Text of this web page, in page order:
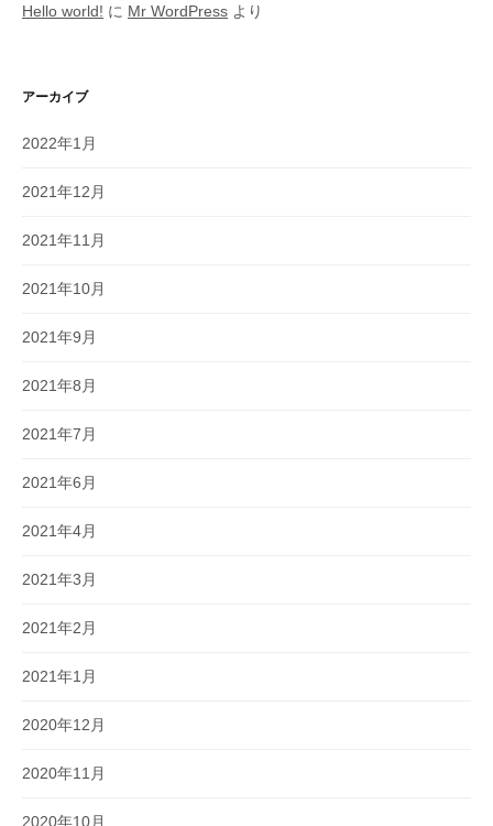
Hello world! に Mr WordPress より
アーカイブ
2022年1月
2021年12月
2021年11月
2021年10月
2021年9月
2021年8月
2021年7月
2021年6月
2021年4月
2021年3月
2021年2月
2021年1月
2020年12月
2020年11月
2020年10月